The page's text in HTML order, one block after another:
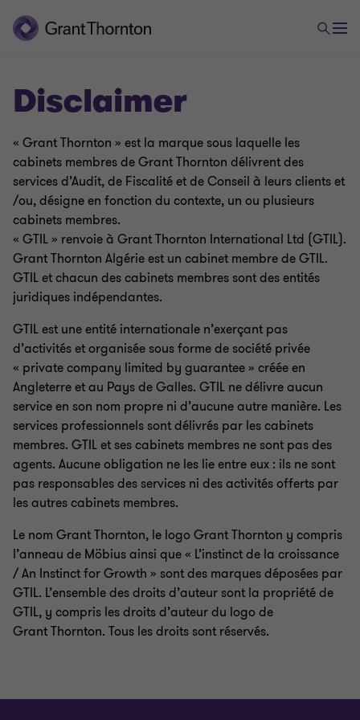
Disclaimer
« Grant Thornton » est la marque sous laquelle les
cabinets membres de Grant Thornton délivrent des
services d’Audit, de Fiscalité et de Conseil à leurs clients et
/ou, désigne en fonction du contexte, un ou plusieurs
cabinets membres.
« GTIL » renvoie à Grant Thornton International Ltd (GTIL).
Grant Thornton Algérie est un cabinet membre de GTIL.
GTIL et chacun des cabinets membres sont des entités
juridiques indépendantes.
GTIL est une entité internationale n’exerçant pas
d’activités et organisée sous forme de société privée
« private company limited by guarantee » créée en
Angleterre et au Pays de Galles. GTIL ne délivre aucun
service en son nom propre ni d’aucune autre manière. Les
services professionnels sont délivrés par les cabinets
membres. GTIL et ses cabinets membres ne sont pas des
agents. Aucune obligation ne les lie entre eux : ils ne sont
pas responsables des services ni des activités offerts par
les autres cabinets membres.
Le nom Grant Thornton, le logo Grant Thornton y compris
l’anneau de Möbius ainsi que « L’instinct de la croissance
/ An Instinct for Growth » sont des marques déposées par
GTIL. L’ensemble des droits d’auteur sont la propriété de
GTIL, y compris les droits d’auteur du logo de
Grant Thornton. Tous les droits sont réservés.